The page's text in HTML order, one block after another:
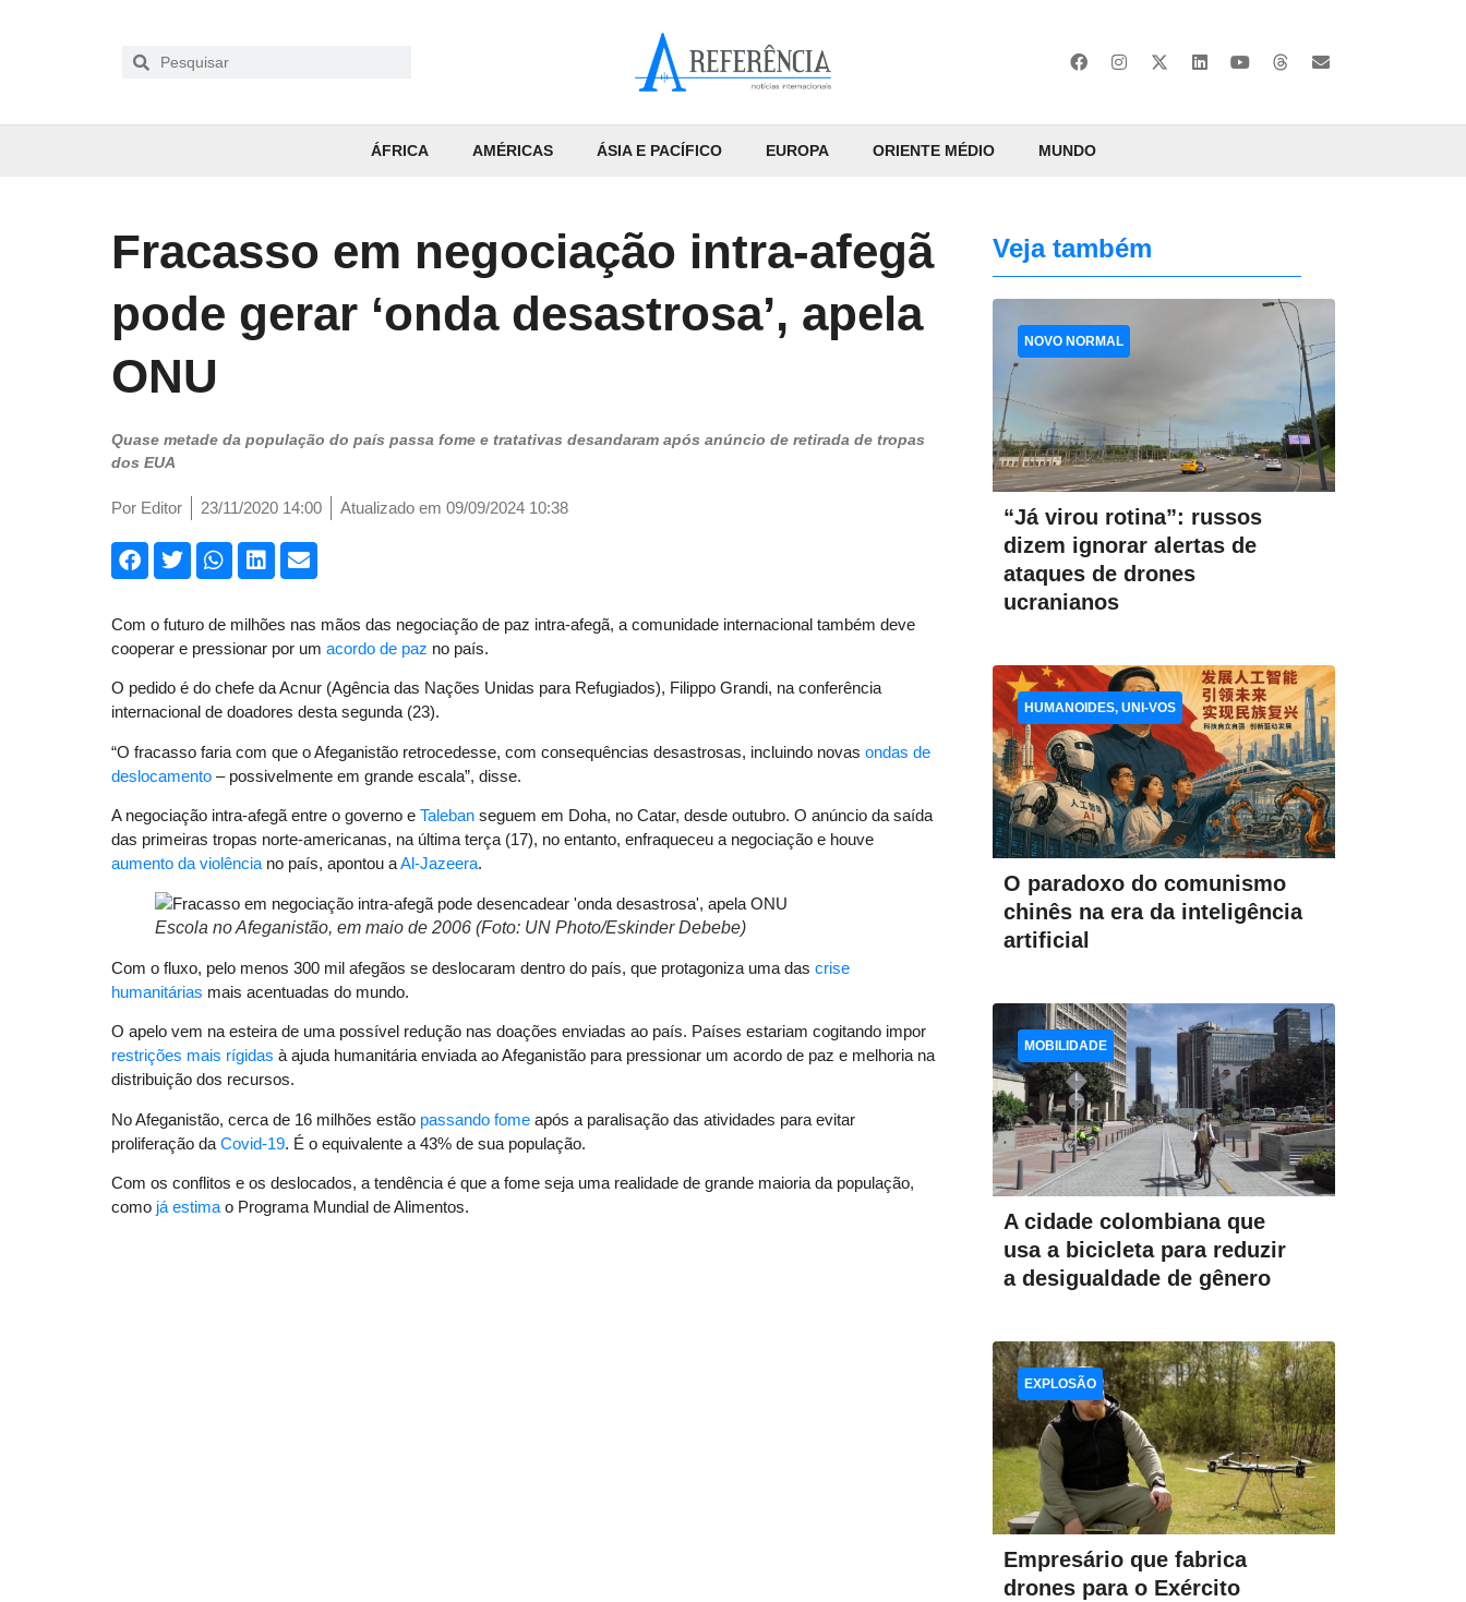
ÁFRICA AMÉRICAS ÁSIA E PACÍFICO EUROPA ORIENTE MÉDIO MUNDO
Fracasso em negociação intra-afegã
pode gerar ‘onda desastrosa’, apela
ONU
Quase metade da população do país passa fome e tratativas desandaram após anúncio de retirada de tropas
dos EUA
Por Editor 23/11/2020 14:00 Atualizado em 09/09/2024 10:38
Com o futuro de milhões nas mãos das negociação de paz intra-afegã, a comunidade internacional também deve
cooperar e pressionar por um acordo de paz no país.
O pedido é do chefe da Acnur (Agência das Nações Unidas para Refugiados), Filippo Grandi, na conferência
internacional de doadores desta segunda (23).
“O fracasso faria com que o Afeganistão retrocedesse, com consequências desastrosas, incluindo novas ondas de
deslocamento – possivelmente em grande escala”, disse.
A negociação intra-afegã entre o governo e Taleban seguem em Doha, no Catar, desde outubro. O anúncio da saída
das primeiras tropas norte-americanas, na última terça (17), no entanto, enfraqueceu a negociação e houve
aumento da violência no país, apontou aAl-Jazeera.
Escola no Afeganistão, em maio de 2006 (Foto: UN Photo/Eskinder Debebe)
Com o fluxo, pelo menos 300 mil afegãos se deslocaram dentro do país, que protagoniza uma das crise
humanitárias mais acentuadas do mundo.
O apelo vem na esteira de uma possível redução nas doações enviadas ao país. Países estariam cogitando impor
restrições mais rígidas à ajuda humanitária enviada ao Afeganistão para pressionar um acordo de paz e melhoria na
distribuição dos recursos.
No Afeganistão, cerca de 16 milhões estão passando fome após a paralisação das atividades para evitar
proliferação da Covid-19. É o equivalente a 43% de sua população.
Com os conflitos e os deslocados, a tendência é que a fome seja uma realidade de grande maioria da população,
como já estima o Programa Mundial de Alimentos.
Veja também
“Já virou rotina”: russos
dizem ignorar alertas de
ataques de drones
ucranianos
NOVO NORMAL
O paradoxo do comunismo
chinês na era da inteligência
artificial
HUMANOIDES, UNI-VOS
A cidade colombiana que
usa a bicicleta para reduzir
a desigualdade de gênero
MOBILIDADE
Empresário que fabrica
drones para o Exército
EXPLOSÃO